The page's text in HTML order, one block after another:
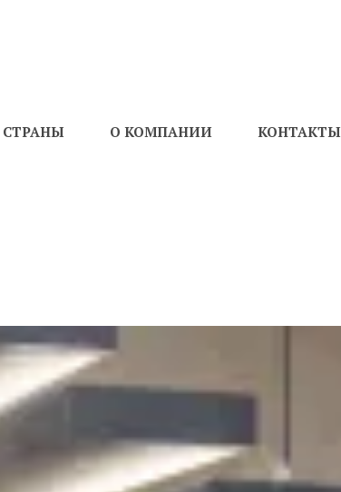
СТРАНЫ О КОМПАНИИ КОНТАКТЫ